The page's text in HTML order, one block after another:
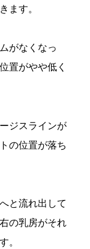
ます。
がなくなっ
置がやや低く
ジスラインが
の位置が落ち
と流れ出して
の乳房がそれ
。